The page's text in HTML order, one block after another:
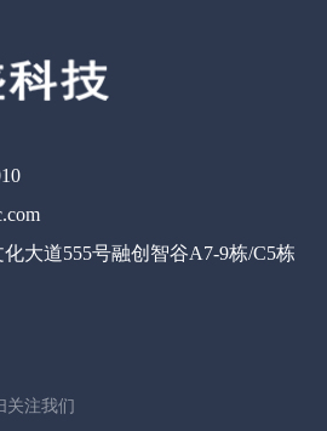
大道555号融创智谷A7-9栋/C5栋
关注我们